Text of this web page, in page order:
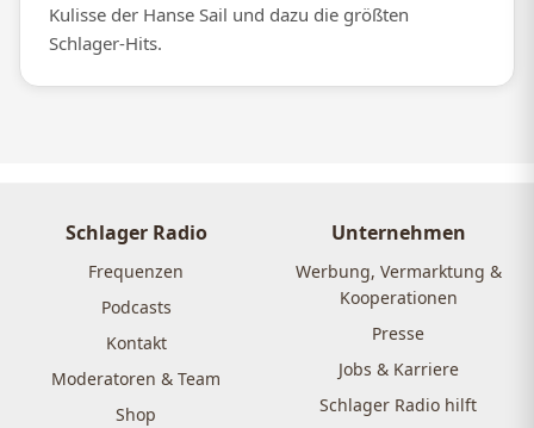
Kulisse der Hanse Sail und dazu die größten
Schlager-Hits.
Schlager Radio
Frequenzen
Podcasts
Kontakt
Moderatoren & Team
Shop
Unternehmen
Werbung, Vermarktung &
Kooperationen
Presse
Jobs & Karriere
Schlager Radio hilft